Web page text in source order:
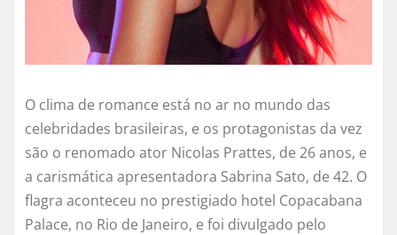
O clima de romance está no ar no mundo das
celebridades brasileiras, e os protagonistas da vez
são o renomado ator Nicolas Prattes, de 26 anos, e
a carismática apresentadora Sabrina Sato, de 42. O
flagra aconteceu no prestigiado hotel Copacabana
Palace, no Rio de Janeiro, e foi divulgado pelo